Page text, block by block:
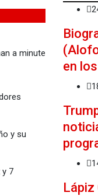
a minute
y su
y 7
en
Lápiz